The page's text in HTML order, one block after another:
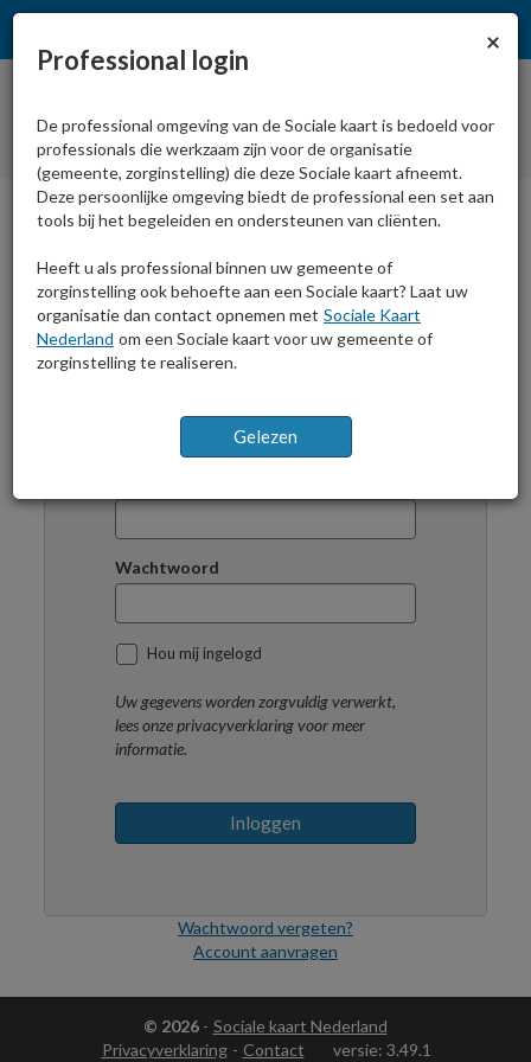
Home Inloggen
Professional login
Wachtwoord
Hou mij ingelogd
Uw gegevens worden zorgvuldig verwerkt,
lees onze privacyverklaring voor meer
informatie.
Inloggen
Wachtwoord vergeten?
Account aanvragen
×
Professional login
De professional omgeving van de Sociale kaart is bedoeld voor
professionals die werkzaam zijn voor de organisatie
(gemeente, zorginstelling) die deze Sociale kaart afneemt.
Deze persoonlijke omgeving biedt de professional een set aan
tools bij het begeleiden en ondersteunen van cliënten.
Heeft u als professional binnen uw gemeente of
zorginstelling ook behoefte aan een Sociale kaart? Laat uw
organisatie dan contact opnemen met Sociale Kaart
Nederland om een Sociale kaart voor uw gemeente of
zorginstelling te realiseren.
© 2026- Sociale kaart Nederland
Privacyverklaring - Contact versie: 3.49.1